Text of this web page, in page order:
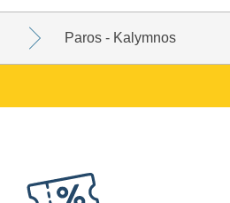
Paros - Kalymnos